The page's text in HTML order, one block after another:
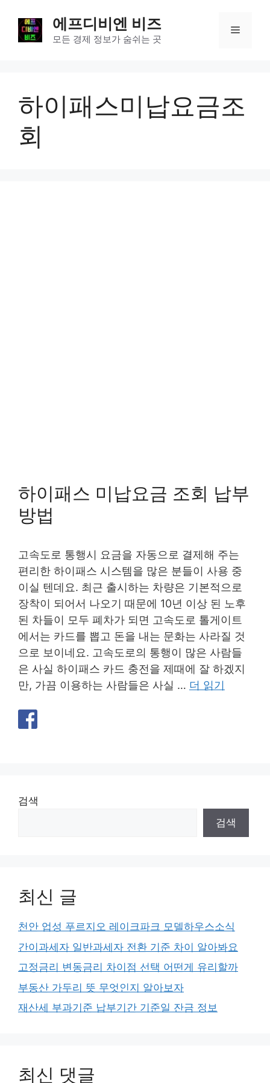
에프디비엔 비즈
모든 경제 정보가 숨쉬는 곳
메
하이패스미납요금조
회
하이패스 미납요금 조회 납부
방법
고속도로 통행시 요금을 자동으로 결제해 주는
편리한 하이패스 시스템을 많은 분들이 사용 중
이실 텐데요. 최근 출시하는 차량은 기본적으로
장착이 되어서 나오기 때문에 10년 이상 된 노후
된 차들이 모두 폐차가 되면 고속도로 톨게이트
에서는 카드를 뽑고 돈을 내는 문화는 사라질 것
으로 보이네요. 고속도로의 통행이 많은 사람들
은 사실 하이패스 카드 충전을 제때에 잘 하겠지
만, 가끔 이용하는 사람들은 사실 … 더 읽기
검색
검색
최신 글
천안 업성 푸르지오 레이크파크 모델하우스소식
간이과세자 일반과세자 전환 기준 차이 알아봐요
고정금리 변동금리 차이점 선택 어떤게 유리할까
부동산 가두리 뜻 무엇인지 알아보자
재산세 부과기준 납부기간 기준일 잔금 정보
최신 댓글